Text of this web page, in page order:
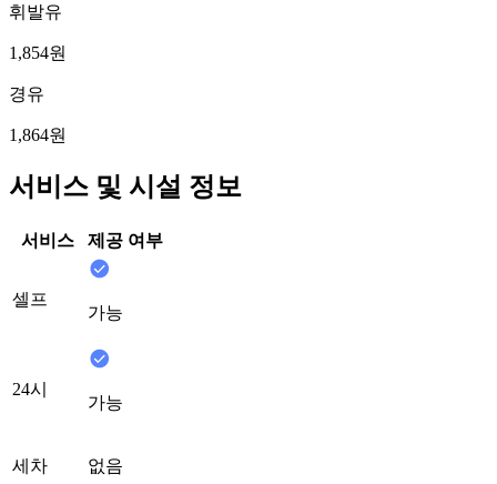
휘발유
1,854원
경유
1,864원
서비스 및 시설 정보
서비스 제공 여부
셀프
가능
24시
가능
세차 없음